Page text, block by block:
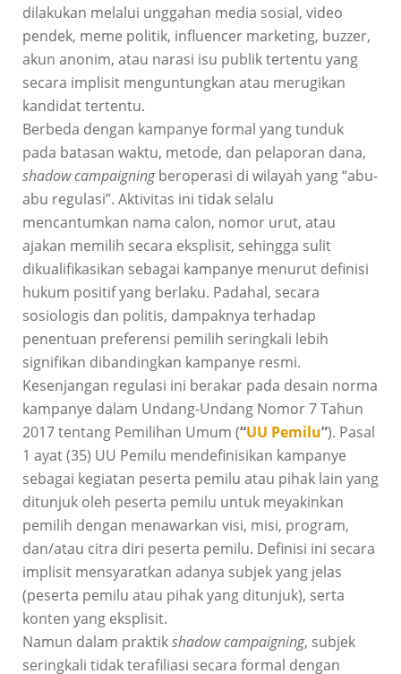
dilakukan melalui unggahan media sosial, video
pendek, meme politik, influencer marketing, buzzer,
akun anonim, atau narasi isu publik tertentu yang
secara implisit menguntungkan atau merugikan
kandidat tertentu.
Berbeda dengan kampanye formal yang tunduk
pada batasan waktu, metode, dan pelaporan dana,
shadow campaigningberoperasi di wilayah yang “abu-
abu regulasi”. Aktivitas ini tidak selalu
mencantumkan nama calon, nomor urut, atau
ajakan memilih secara eksplisit, sehingga sulit
dikualifikasikan sebagai kampanye menurut definisi
hukum positif yang berlaku. Padahal, secara
sosiologis dan politis, dampaknya terhadap
penentuan preferensi pemilih seringkali lebih
signifikan dibandingkan kampanye resmi.
Kesenjangan regulasi ini berakar pada desain norma
kampanye dalam Undang-Undang Nomor 7 Tahun
2017 tentang Pemilihan Umum (“UU Pemilu”). Pasal
1 ayat (35) UU Pemilu mendefinisikan kampanye
sebagai kegiatan peserta pemilu atau pihak lain yang
ditunjuk oleh peserta pemilu untuk meyakinkan
pemilih dengan menawarkan visi, misi, program,
dan/atau citra diri peserta pemilu. Definisi ini secara
implisit mensyaratkan adanya subjek yang jelas
(peserta pemilu atau pihak yang ditunjuk), serta
konten yang eksplisit.
Namun dalam praktikshadow campaigning, subjek
seringkali tidak terafiliasi secara formal dengan